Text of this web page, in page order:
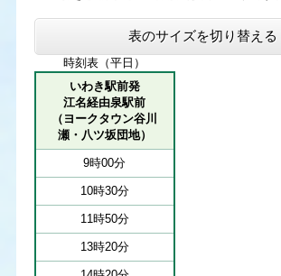
表のサイズを切り替える
時刻表（平日）
いわき駅前発
江名経由泉駅前
（ヨークタウン谷川
瀬・八ツ坂団地）
9時00分
10時30分
11時50分
13時20分